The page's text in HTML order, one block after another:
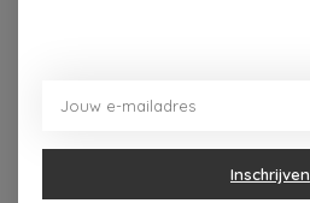
Items van productcarrousel
Inschrijven